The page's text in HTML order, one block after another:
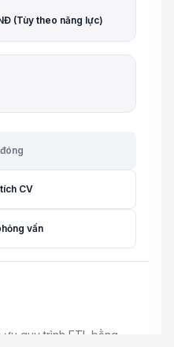
(Tùy theo năng lực)
CV
vấn
quy trình ETL bằng